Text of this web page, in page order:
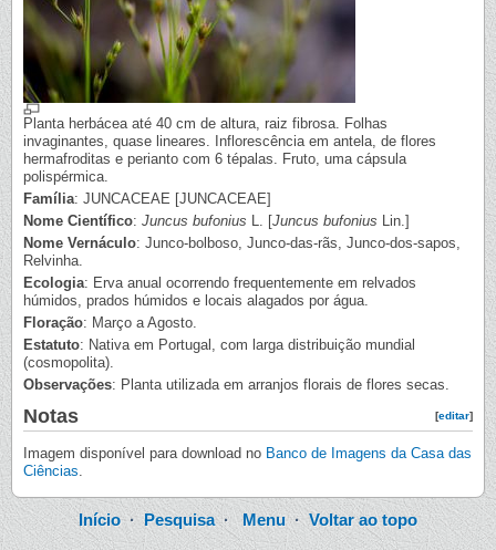
Planta herbácea até 40 cm de altura, raiz fibrosa. Folhas
invaginantes, quase lineares. Inflorescência em antela, de flores
hermafroditas e perianto com 6 tépalas. Fruto, uma cápsula
polispérmica.
Família: JUNCACEAE [JUNCACEAE]
Nome Científico: Juncus bufonius L. [Juncus bufonius Lin.]
Nome Vernáculo: Junco-bolboso, Junco-das-rãs, Junco-dos-sapos,
Relvinha.
Ecologia: Erva anual ocorrendo frequentemente em relvados
húmidos, prados húmidos e locais alagados por água.
Floração: Março a Agosto.
Estatuto: Nativa em Portugal, com larga distribuição mundial
(cosmopolita).
Observações: Planta utilizada em arranjos florais de flores secas.
[editar]
Notas
Imagem disponível para download no Banco de Imagens da Casa das
Ciências.
Início·Pesquisa·Menu· Voltar ao topo